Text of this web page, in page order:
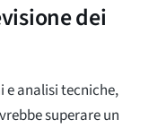
dei
e analisi tecniche,
superare un